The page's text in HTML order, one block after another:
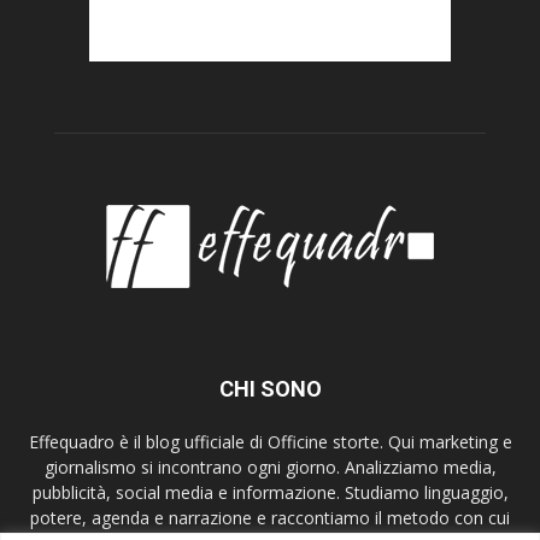
CHI SONO
Effequadro è il blog ufficiale di Officine storte. Qui marketing e
giornalismo si incontrano ogni giorno. Analizziamo media,
pubblicità, social media e informazione. Studiamo linguaggio,
potere, agenda e narrazione e raccontiamo il metodo con cui